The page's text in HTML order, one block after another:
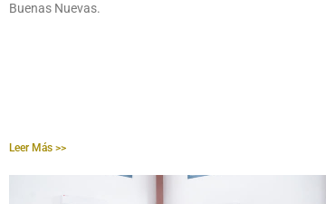
Buenas Nuevas.
Leer Más >>